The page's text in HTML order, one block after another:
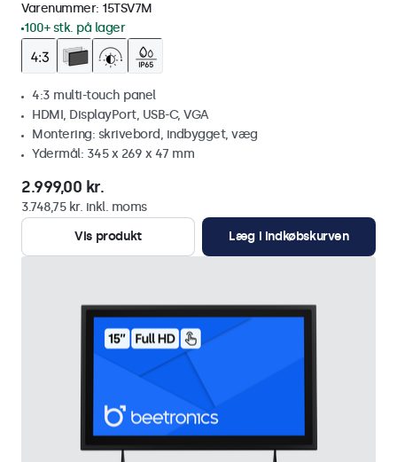
Varenummer: 15TSV7M
100+ stk. på lager
4:3 multi-touch panel
HDMI, DisplayPort, USB-C, VGA
Montering: skrivebord, indbygget, væg
Ydermål: 345 x 269 x 47 mm
2.999,00 kr.
3.748,75 kr. inkl. moms
Vis produkt
Læg i indkøbskurven